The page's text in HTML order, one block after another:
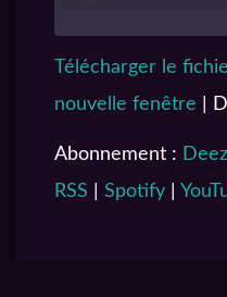
YouTube
RSS FEED
Télécharger le
nouvelle fenêtre
Abonnement :
RSS
Spotify